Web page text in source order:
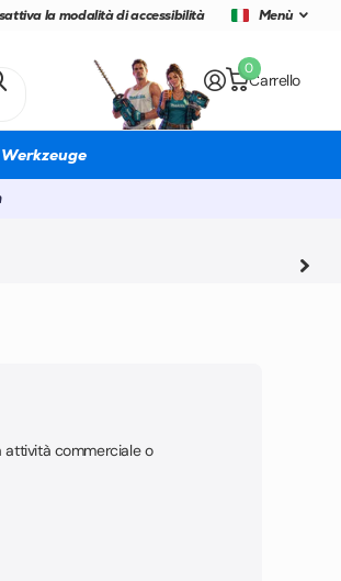
la modalità di accessibilità Menù
Carrello
0
attività commerciale o